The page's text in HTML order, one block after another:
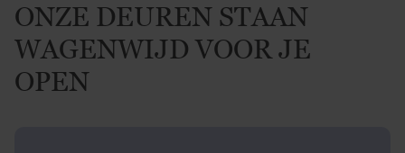
ONZE DEUREN STAAN
WAGENWIJD VOOR JE
OPEN